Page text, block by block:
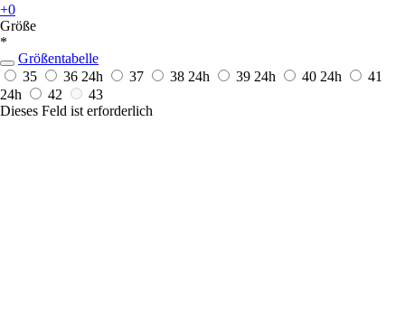
+0
Größe
*
Größentabelle
35
36 24h 37 38 24h 39 24h 40 24h
41
24h
42
43
Dieses Feld ist erforderlich